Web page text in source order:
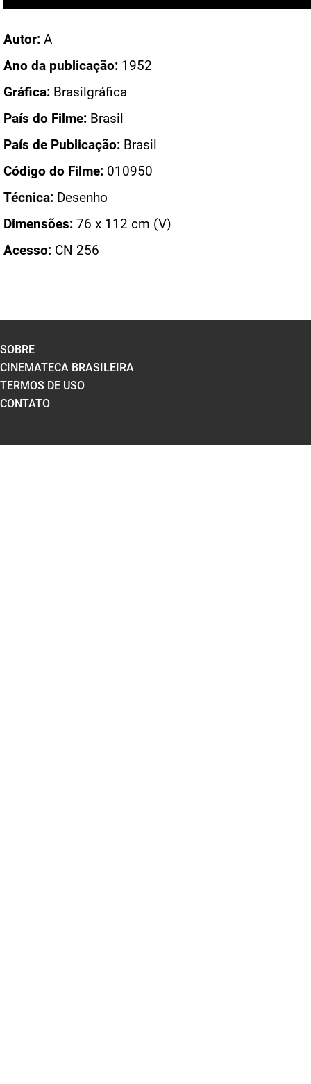
Autor: A
Ano da publicação: 1952
Gráfica: Brasilgráfica
País do Filme: Brasil
País de Publicação: Brasil
Código do Filme: 010950
Técnica: Desenho
Dimensões: 76 x 112 cm (V)
Acesso: CN 256
SOBRE
CINEMATECA BRASILEIRA
TERMOS DE USO
CONTATO